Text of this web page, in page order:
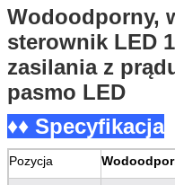
Wodoodporny,
sterownik LED
zasilania z
pasmo LED
♦♦ Specyfikacja
Pozycja